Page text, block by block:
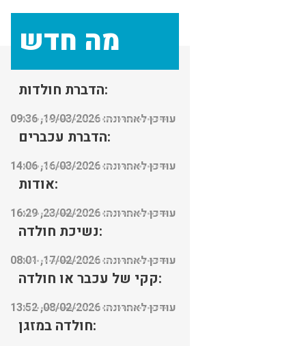
מה חדש
הדברת חולדות:
עודכן לאחרונה: 19/03/2026, 09:36
הדברת עכברים:
עודכן לאחרונה: 16/03/2026, 14:06
אודות:
עודכן לאחרונה: 23/02/2026, 16:29
נשיכת חולדה:
עודכן לאחרונה: 17/02/2026, 08:01
קקי של עכבר או חולדה:
עודכן לאחרונה: 08/02/2026, 13:52
חולדה במזגן: